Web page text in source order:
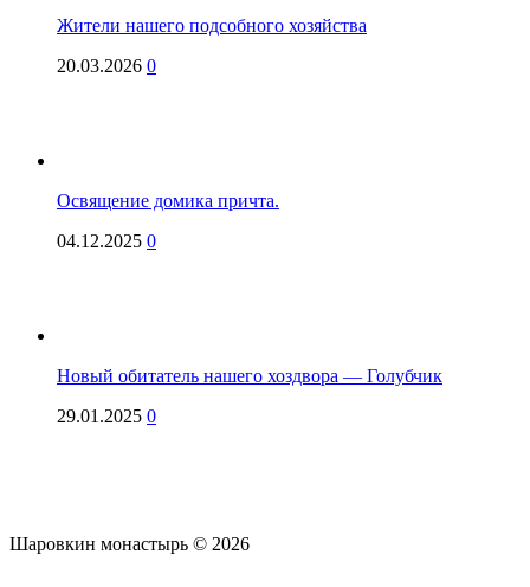
Жители нашего подсобного хозяйства
20.03.2026 0
Освящение домика причта.
04.12.2025 0
Новый обитатель нашего хоздвора — Голубчик
29.01.2025 0
Шаровкин монастырь © 2026